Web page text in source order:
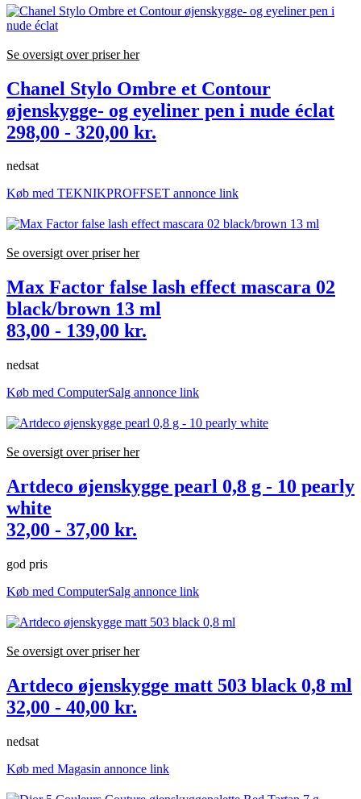
Se oversigt over priser her
Chanel Stylo Ombre et Contour
øjenskygge- og eyeliner pen i nude éclat
298,00 - 320,00 kr.
nedsat
Køb med TEKNIKPROFFSET annonce link
Se oversigt over priser her
Max Factor false lash effect mascara 02
black/brown 13 ml
83,00 - 139,00 kr.
nedsat
Køb med ComputerSalg annonce link
Se oversigt over priser her
Artdeco øjenskygge pearl 0,8 g - 10 pearly
white
32,00 - 37,00 kr.
god pris
Køb med ComputerSalg annonce link
Se oversigt over priser her
Artdeco øjenskygge matt 503 black 0,8 ml
32,00 - 40,00 kr.
nedsat
Køb med Magasin annonce link